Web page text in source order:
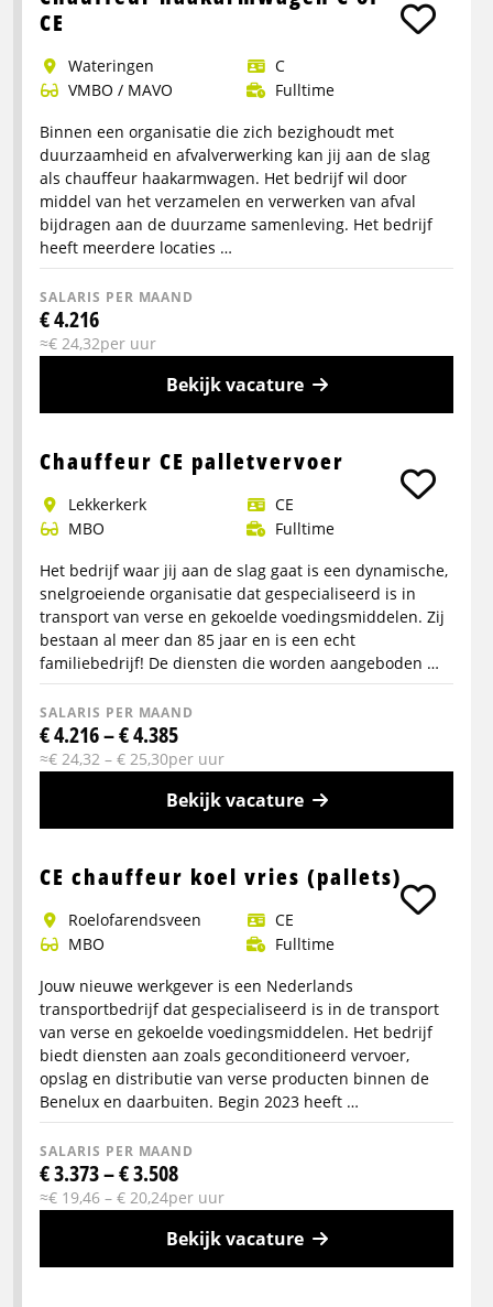
over
horecadistributie
CE
Wateringen
C
VMBO / MAVO
Fulltime
Binnen een organisatie die zich bezighoudt met
duurzaamheid en afvalverwerking kan jij aan de slag
als chauffeur haakarmwagen. Het bedrijf wil door
middel van het verzamelen en verwerken van afval
bijdragen aan de duurzame samenleving. Het bedrijf
heeft meerdere locaties …
SALARIS PER MAAND
€ 4.216
≈€ 24,32per uur
Bekijk vacature
info
Chauffeur
haakarmwagen
C
of
CE
Chauffeur CE palletvervoer
Lekkerkerk
CE
MBO
Fulltime
Het bedrijf waar jij aan de slag gaat is een dynamische,
snelgroeiende organisatie dat gespecialiseerd is in
transport van verse en gekoelde voedingsmiddelen. Zij
bestaan al meer dan 85 jaar en is een echt
familiebedrijf! De diensten die worden aangeboden …
SALARIS PER MAAND
€ 4.216 – € 4.385
≈€ 24,32 – € 25,30per uur
Bekijk vacature
info
Chauffeur
CE
palletvervoer
CE chauffeur koel vries (pallets)
Roelofarendsveen
CE
MBO
Fulltime
Jouw nieuwe werkgever is een Nederlands
transportbedrijf dat gespecialiseerd is in de transport
van verse en gekoelde voedingsmiddelen. Het bedrijf
biedt diensten aan zoals geconditioneerd vervoer,
opslag en distributie van verse producten binnen de
Benelux en daarbuiten. Begin 2023 heeft …
SALARIS PER MAAND
€ 3.373 – € 3.508
≈€ 19,46 – € 20,24per uur
Bekijk vacature